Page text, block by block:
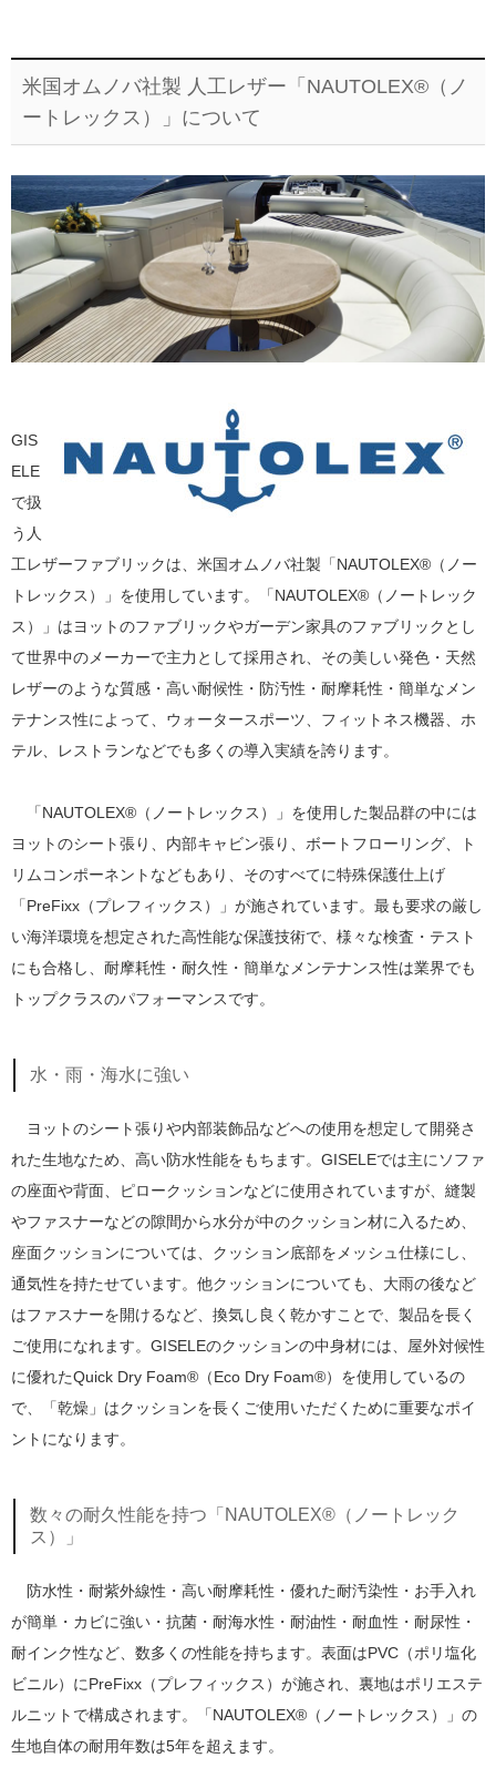
米国オムノバ社製 人工レザー「NAUTOLEX®（ノ
ートレックス）」について
GIS
ELE
で扱
う人
工レザーファブリックは、米国オムノバ社製「NAUTOLEX®（ノー
トレックス）」を使用しています。「NAUTOLEX®（ノートレック
ス）」はヨットのファブリックやガーデン家具のファブリックとし
て世界中のメーカーで主力として採用され、その美しい発色・天然
レザーのような質感・高い耐候性・防汚性・耐摩耗性・簡単なメン
テナンス性によって、ウォータースポーツ、フィットネス機器、ホ
テル、レストランなどでも多くの導入実績を誇ります。
「NAUTOLEX®（ノートレックス）」を使用した製品群の中には
ヨットのシート張り、内部キャビン張り、ボートフローリング、ト
リムコンポーネントなどもあり、そのすべてに特殊保護仕上げ
「PreFixx（プレフィックス）」が施されています。最も要求の厳し
い海洋環境を想定された高性能な保護技術で、様々な検査・テスト
にも合格し、耐摩耗性・耐久性・簡単なメンテナンス性は業界でも
トップクラスのパフォーマンスです。
水・雨・海水に強い
ヨットのシート張りや内部装飾品などへの使用を想定して開発さ
れた生地なため、高い防水性能をもちます。GISELEでは主にソファ
の座面や背面、ピロークッションなどに使用されていますが、縫製
やファスナーなどの隙間から水分が中のクッション材に入るため、
座面クッションについては、クッション底部をメッシュ仕様にし、
通気性を持たせています。他クッションについても、大雨の後など
はファスナーを開けるなど、換気し良く乾かすことで、製品を長く
ご使用になれます。GISELEのクッションの中身材には、屋外対候性
に優れたQuick Dry Foam®（Eco Dry Foam®）を使用しているの
で、「乾燥」はクッションを長くご使用いただくために重要なポイ
ントになります。
数々の耐久性能を持つ「NAUTOLEX®（ノートレック
ス）」
防水性・耐紫外線性・高い耐摩耗性・優れた耐汚染性・お手入れ
が簡単・カビに強い・抗菌・耐海水性・耐油性・耐血性・耐尿性・
耐インク性など、数多くの性能を持ちます。表面はPVC（ポリ塩化
ビニル）にPreFixx（プレフィックス）が施され、裏地はポリエステ
ルニットで構成されます。「NAUTOLEX®（ノートレックス）」の
生地自体の耐用年数は5年を超えます。